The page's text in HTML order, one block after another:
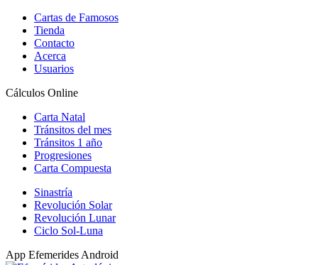
Cartas de Famosos
Tienda
Contacto
Acerca
Usuarios
Cálculos Online
Carta Natal
Tránsitos del mes
Tránsitos 1 año
Progresiones
Carta Compuesta
Sinastría
Revolución Solar
Revolución Lunar
Ciclo Sol-Luna
App Efemerides Android